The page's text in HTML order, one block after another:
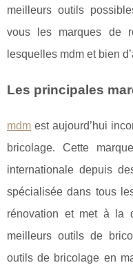
meilleurs outils
vous les marques de
lesquelles mdm et bien
Les principales
mdm est aujourd’hui
bricolage. Cette
internationale depuis
spécialisée dans tous
rénovation et met à la
meilleurs outils de
outils de bricolage en